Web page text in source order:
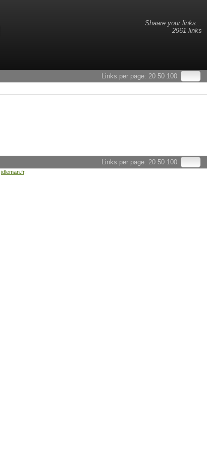
Shaare your links...
2961 links
Links per page: 20 50 100
Links per page: 20 50 100
idleman.fr.